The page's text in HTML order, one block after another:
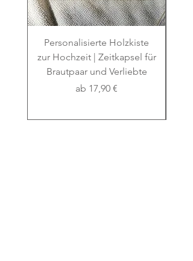
Personalisierte Holzkiste
zur Hochzeit | Zeitkapsel für
Brautpaar und Verliebte
ab 17,90 €
Sale-Preis